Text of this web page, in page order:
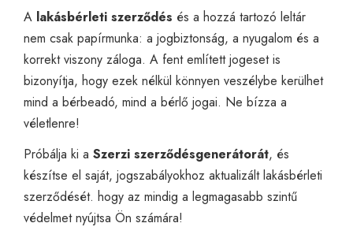
A lakásbérleti szerződés és a hozzá tartozó leltár
nem csak papírmunka: a jogbiztonság, a nyugalom és a
korrekt viszony záloga. A fent említett jogeset is
bizonyítja, hogy ezek nélkül könnyen veszélybe kerülhet
mind a bérbeadó, mind a bérlő jogai. Ne bízza a
véletlenre!
Próbálja ki a Szerzi szerződésgenerátorát, és
készítse el saját, jogszabályokhoz aktualizált lakásbérleti
szerződését. hogy az mindig a legmagasabb szintű
védelmet nyújtsa Ön számára!